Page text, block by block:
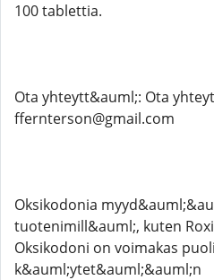
100 tablettia.
Ota yhteytt&auml;: Ota
ffernterson@gmail.com
Oksikodonia
tuotenimill&auml;, kuten
Oksikodoni on voimakas
k&auml;ytet&auml;&auml;n